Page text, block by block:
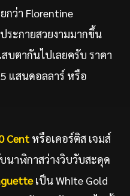
กว่า Florentine
ระกายสวยงามมากขึ้น
บตากันไปเลยครับ ราคา
แสนดอลลาร์ หรือ
Cent หรือเคอร์ติส เจมส์
นาฬิกาสว่างวิบวับสะดุด
เป็น White Gold